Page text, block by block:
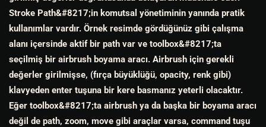
Stroke Path&#8217;in komutsal yönetiminin yanında pratik
kullanımlar vardır. Örnek resimde gördüğünüz gibi çalışma
alanı içersinde aktif bir path var ve toolbox&#8217;ta
seçilmiş bir airbrush boyama aracı. Airbrush için gerekli
değerler girilmişse, (fırça büyüklüğü, opacity, renk gibi)
klavyeden enter tuşuna bir kere basmanız yeterli olacaktır.
Eğer toolbox&#8217;ta airbrush ya da başka bir boyama aracı
değil de path, zoom, move gibi araçlar varsa, command tuşu